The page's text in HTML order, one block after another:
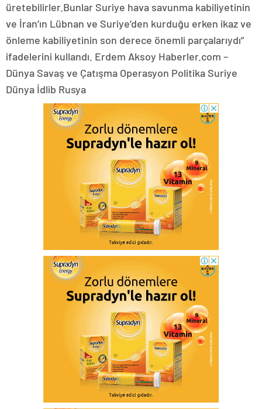
üretebilirler.Bunlar Suriye hava savunma kabiliyetinin
ve İran’ın Lübnan ve Suriye’den kurduğu erken ikaz ve
önleme kabiliyetinin son derece önemli parçalarıydı”
ifadelerini kullandı. Erdem Aksoy Haberler.com –
Dünya Savaş ve Çatışma Operasyon Politika Suriye
Dünya İdlib Rusya